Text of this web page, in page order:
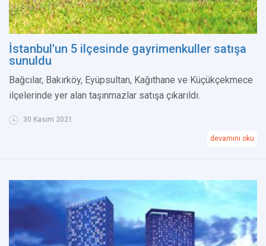
İstanbul'un 5 ilçesinde gayrimenkuller satışa
sunuldu
Bağcılar, Bakırköy, Eyüpsultan, Kağıthane ve Küçükçekmece
ilçelerinde yer alan taşınmazlar satışa çıkarıldı.
30 Kasım 2021
devamını oku